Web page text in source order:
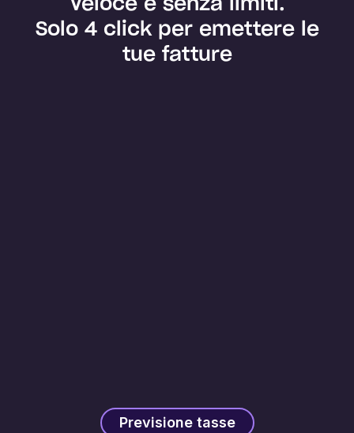
Veloce e senza limiti.
Solo 4 click per emettere le
tue fatture
Previsione tasse